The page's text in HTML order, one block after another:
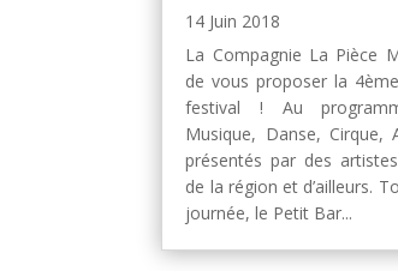
14 Juin 2018
La Compagnie La Pièce
de vous proposer la
festival ! Au
Musique, Danse, Cirque,
présentés par des
de la région et d’ailleurs.
journée, le Petit Bar...